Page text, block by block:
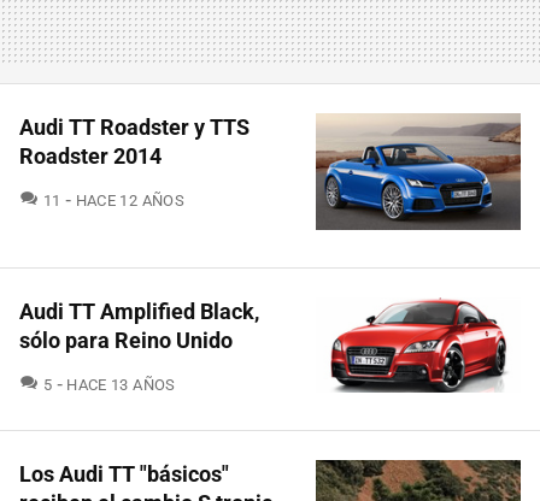
Audi TT Roadster y TTS
Roadster 2014
11 COMENTARIOS
HACE 12 AÑOS
Audi TT Amplified Black,
sólo para Reino Unido
5 COMENTARIOS
HACE 13 AÑOS
Los Audi TT "básicos"